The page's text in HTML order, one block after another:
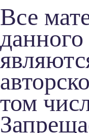
Все
данного
том